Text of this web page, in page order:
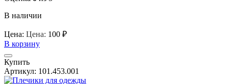
В наличии
Цена: Цена: 100 ₽
В корзину
Купить
Артикул: 101.453.001